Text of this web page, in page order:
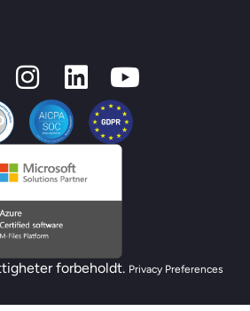
forbeholdt. Privacy Preferences
– Er du klar